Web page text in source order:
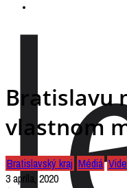
Bratislavu
vlastnom
Bratislavský kraj Médiá
3 apríla, 2020